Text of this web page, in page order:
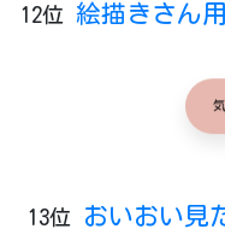
12位 絵描きさん
13位
おいおい見